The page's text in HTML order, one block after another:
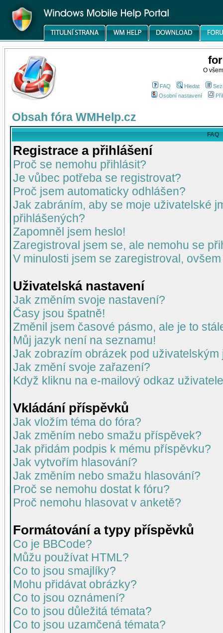
O
FAQ Hledat
Osobní nastavení
Obsah fóra WMHelp.cz
FAQ
Registrace a přihlášení
Proč se nemohu přihlásit?
Je vůbec potřeba se registrovat?
Proč jsem automaticky odhlášen?
Jak zabráním, aby se moje uživatelské
přihlášených?
Zapomněl jsem heslo!
Zaregistroval jsem se, ale nemohu se
V minulosti jsem se zaregistroval,
Uživatelská nastavení
Jak změním svoje nastavení?
Časy jsou špatně!
Změnil jsem časové pásmo, ale je to
Můj jazyk není na seznamu!
Jak zobrazím obrázek pod uživatelským
Jak změní svoje zařazení?
Když kliknu na e-mailový odkaz
Vkládání příspěvků
Jak vložím téma do fóra?
Jak změním nebo smažu příspěvek?
Jak přidám podpis k mému příspěvku?
Jak vytvořím hlasování?
Jak změním nebo smažu hlasování?
Proč se nemohu dostat k fóru?
Proč nemohu hlasovat v anketě?
Formátování a typy příspěvků
Co je BBCode?
Můžu používat HTML?
Co to jsou smajlíky?
Mohu přidávat obrázky?
Co to jsou oznámení?
Co to jsou důležitá témata?
Co to jsou uzamčená témata?